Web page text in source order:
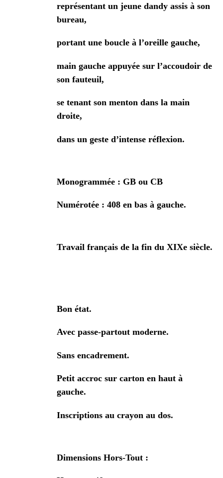
représentant un jeune dandy assis à son
bureau,
portant une boucle à l’oreille gauche,
main gauche appuyée sur l’accoudoir de
son fauteuil,
se tenant son menton dans la main
droite,
dans un geste d’intense réflexion.
Monogrammée : GB ou CB
Numérotée : 408 en bas à gauche.
Travail français de la fin du XIXe siècle.
Bon état.
Avec passe-partout moderne.
Sans encadrement.
Petit accroc sur carton en haut à
gauche.
Inscriptions au crayon au dos.
Dimensions Hors-Tout :